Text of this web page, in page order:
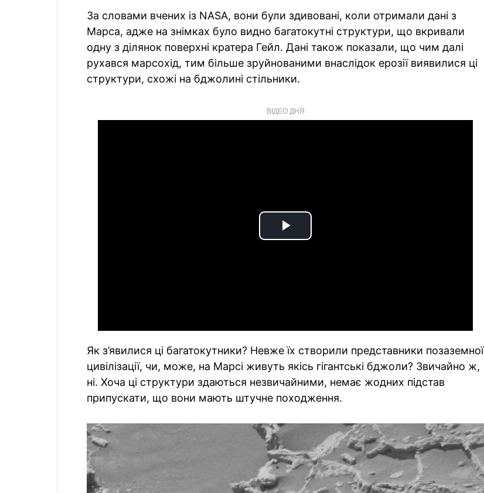
За словами вчених із NASA, вони були здивовані, коли отримали дані з
Марса, адже на знімках було видно багатокутні структури, що вкривали
одну з ділянок поверхні кратера Гейл. Дані також показали, що чим далі
рухався марсохід, тим більше зруйнованими внаслідок ерозії виявилися ці
структури, схожі на бджолині стільники.
ВІДЕО ДНЯ
Play
Як з’явилися ці багатокутники? Невже їх створили представники позаземної
цивілізації, чи, може, на Марсі живуть якісь гігантські бджоли? Звичайно ж,
ні. Хоча ці структури здаються незвичайними, немає жодних підстав
припускати, що вони мають штучне походження.